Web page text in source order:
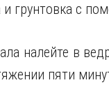
и грунтовка с
налейте в
пяти